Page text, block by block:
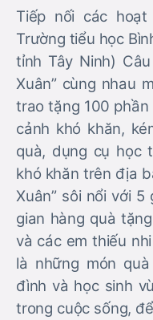
Tiếp nối các
Trường tiểu học
tỉnh Tây Ninh)
Xuân” cùng nhau
trao tặng 100
cảnh khó khăn,
quà, dụng cụ học
khó khăn trên địa
Xuân” sôi nổi với
gian hàng quà
và các em thiếu
là những món
đình và học sinh
trong cuộc sống,